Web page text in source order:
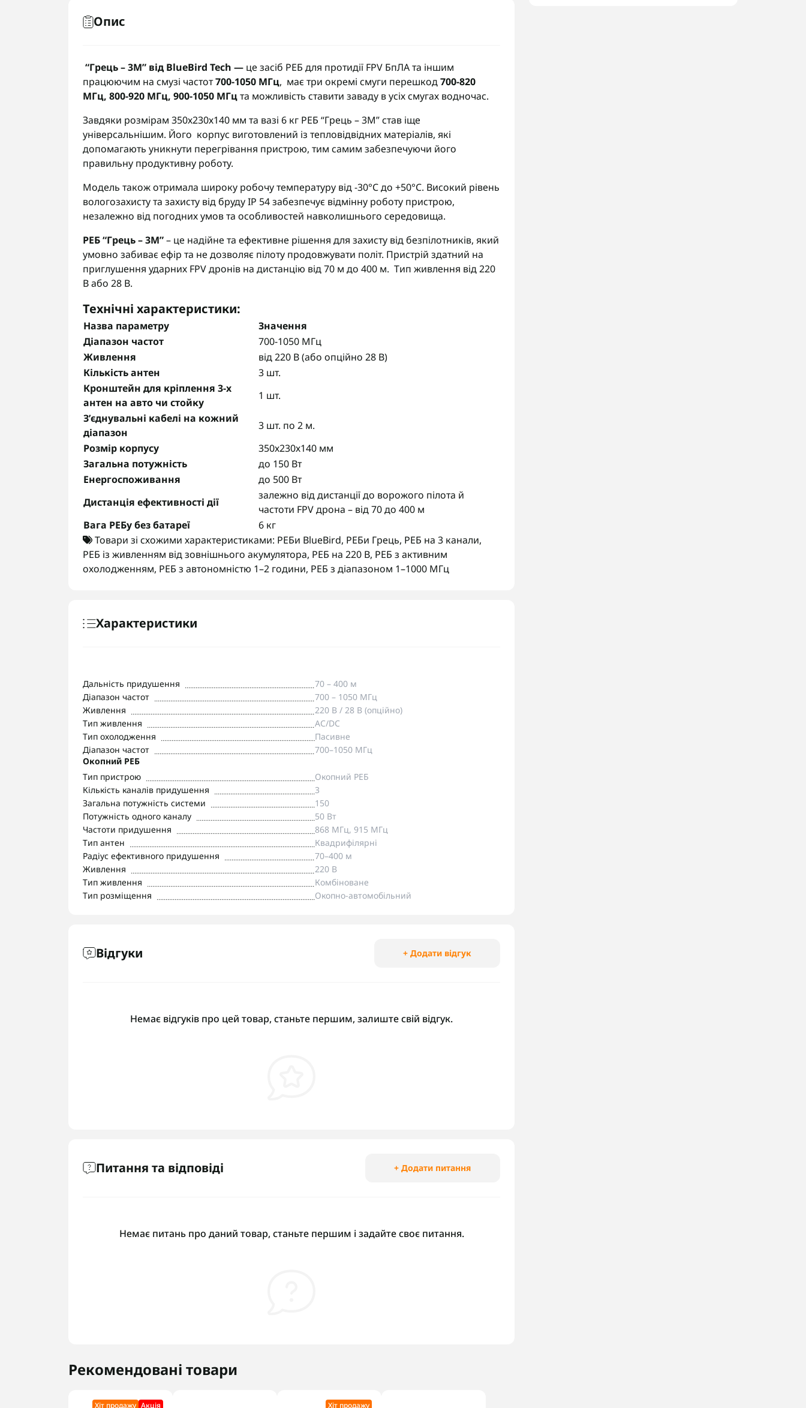
Опис
“Грець – 3М” від BlueBird Tech — це засіб РЕБ для протидії FPV БпЛА та іншим
працюючим на смузі частот700-1050 МГц, має три окремі смуги перешкод700-820
МГц, 800-920 МГц, 900-1050 МГцта можливість ставити заваду в усіх смугах водночас.
Завдяки розмірам 350х230х140 мм та вазі 6 кг РЕБ “Грець – 3М” став іще
універсальнішим. Його корпус виготовлений із тепловідвідних матеріалів, які
допомагають уникнути перегрівання пристрою, тим самим забезпечуючи його
правильну продуктивну роботу.
Модель також отримала широку робочу температуру від -30°C до +50°C. Високий рівень
вологозахисту та захисту від бруду IP 54 забезпечує відмінну роботу пристрою,
незалежно від погодних умов та особливостей навколишнього середовища.
РЕБ “Грець – 3М”– це надійне та ефективне рішення для захисту від безпілотників, який
умовно забиває ефір та не дозволяє пілоту продовжувати політ. Пристрій здатний на
приглушення ударних FPV дронів на дистанцію від 70 м до 400 м. Тип живлення від 220
В або 28 В.
Технічні характеристики:
Назва параметру
Значення
Діапазон частот
700-1050 МГц
Живлення
від 220 В (або опційно 28 В)
Кількість антен
3 шт.
Кронштейн для кріплення 3-х
антен на авто чи стойку
1 шт.
З’єднувальні кабелі на кожний
діапазон
3 шт. по 2 м.
Розмір корпусу
350х230х140 мм
Загальна потужність
до 150 Вт
Енергоспоживання
до 500 Вт
Дистанція ефективності дії
залежно від дистанції до ворожого пілота й
частоти FPV дрона – від 70 до 400 м
Вага РЕБу без батареї
6 кг
Товари зі схожими характеристиками: РЕБи BlueBird, РЕБи Грець, РЕБ на 3 канали,
РЕБ із живленням від зовнішнього акумулятора, РЕБ на 220 В, РЕБ з активним
охолодженням, РЕБ з автономністю 1–2 години, РЕБ з діапазоном 1–1000 МГц
Характеристики
Дальність придушення
70 – 400 м
Діапазон частот
700 – 1050 МГц
Живлення
220 В / 28 В (опційно)
Тип живлення
AC/DC
Тип охолодження
Пасивне
Діапазон частот
700–1050 МГц
Окопний РЕБ
Тип пристрою
Окопний РЕБ
Кількість каналів придушення
3
Загальна потужність системи
150
Потужність одного каналу
50 Вт
Частоти придушення
868 МГц, 915 МГц
Тип антен
Квадрифілярні
Радіус ефективного придушення
70–400 м
Живлення
220 В
Тип живлення
Комбіноване
Тип розміщення
Окопно-автомобільний
Відгуки + Додати відгук
Немає відгуків про цей товар, станьте першим, залиште свій відгук.
Питання та відповіді + Додати питання
Немає питань про даний товар, станьте першим і задайте своє питання.
Рекомендовані товари
Хіт продажу Акцiя Хіт продажу